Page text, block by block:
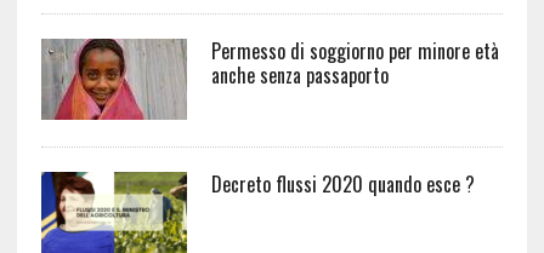
Permesso di soggiorno per minore età
anche senza passaporto
Decreto flussi 2020 quando esce ?